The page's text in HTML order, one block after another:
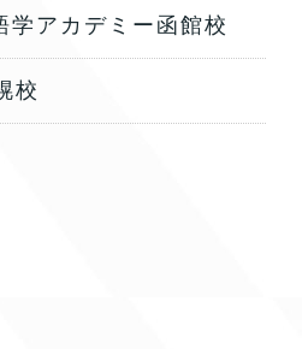
アカデミー函館校
校